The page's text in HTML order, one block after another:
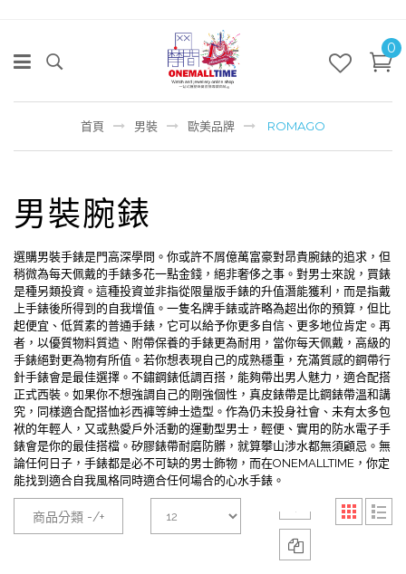
0
首頁 男裝 歐美品牌 ROMAGO
男裝腕錶
選購男裝手錶是門高深學問。你或許不屑億萬富豪對昂貴腕錶的追求，但
稍微為每天佩戴的手錶多花一點金錢，絕非奢侈之事。對男士來說，買錶
是種另類投資。這種投資並非指從限量版手錶的升值潛能獲利，而是指戴
上手錶後所得到的自我增值。一隻名牌手錶或許略為超出你的預算，但比
起便宜、低質素的普通手錶，它可以給予你更多自信、更多地位肯定。再
者，以優質物料質造、附帶保養的手錶更為耐用，當你每天佩戴，高級的
手錶絕對更為物有所值。若你想表現自己的成熟穩重，充滿質感的鋼帶行
針手錶會是最佳選擇。不鏽鋼錶低調百搭，能夠帶出男人魅力，適合配搭
正式西裝。如果你不想強調自己的剛強個性，真皮錶帶是比鋼錶帶溫和講
究，同樣適合配搭恤衫西褲等紳士造型。作為仍未投身社會、未有太多包
袱的年輕人，又或熱愛戶外活動的運動型男士，輕便、實用的防水電子手
錶會是你的最佳搭檔。矽膠錶帶耐磨防髒，就算攀山涉水都無須顧忌。無
論任何日子，手錶都是必不可缺的男士飾物，而在ONEMALLTIME，你定
能找到適合自我風格同時適合任何場合的心水手錶。
商品分類 -/+